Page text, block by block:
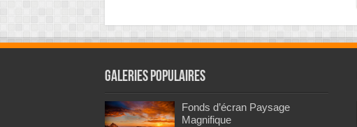
Galeries Populaires
Fonds d’écran Paysage
Magnifique